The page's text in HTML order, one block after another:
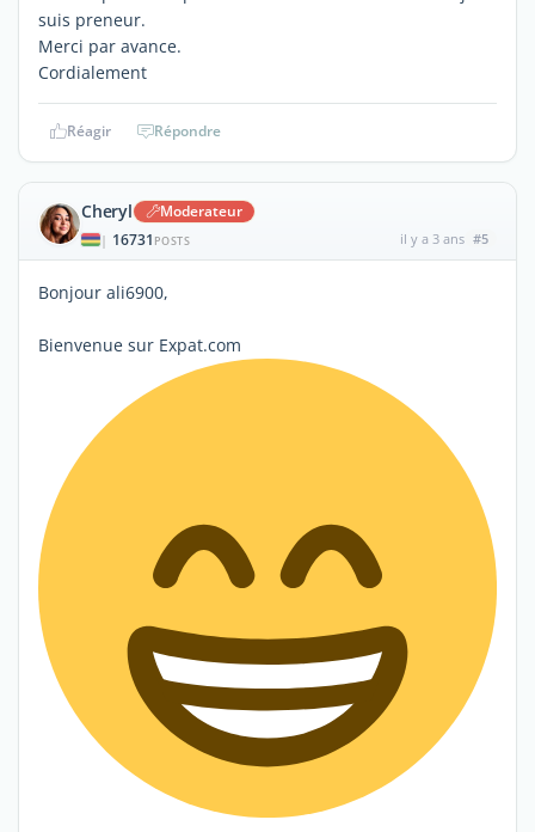
suis preneur.
Merci par avance.
Cordialement
Réagir Répondre
Cheryl Moderateur
| 16731 POSTS il y a 3 ans #5
Bonjour ali6900,
Bienvenue sur Expat.com